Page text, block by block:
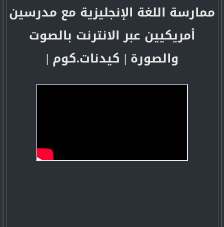
ممارسة اللغة الإنجليزية مع مدرسين
أمريكيين عبر الانترنت بالصوت
والصورة | كيدنات.كوم |